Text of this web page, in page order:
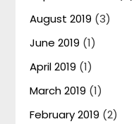
August 2019 (3)
June 2019 (1)
April 2019 (1)
March 2019 (1)
February 2019 (2)